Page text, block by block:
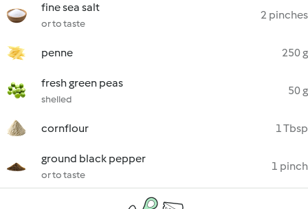
fine sea salt
or to taste
2 pinches
penne 250 g
fresh green peas
shelled
50 g
cornflour 1 Tbsp
ground black pepper
or to taste
1 pinch